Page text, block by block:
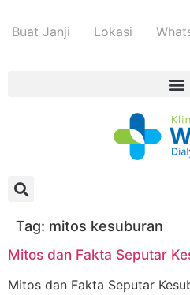
Buat Janji Lokasi
Tag: mitos kesuburan
Mitos dan Fakta Seputar
Mitos dan Fakta Seputar